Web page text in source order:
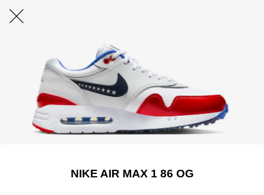
NIKE AIR MAX 1 86 OG